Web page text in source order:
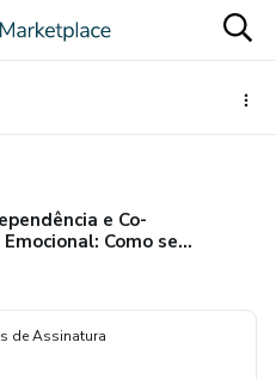
e Co-
Como se
de Assinatura